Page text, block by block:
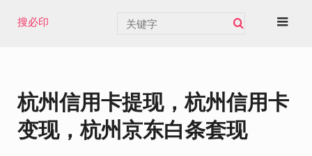
搜必印
杭州信用卡提现，杭州信用卡
变现，杭州京东白条套现